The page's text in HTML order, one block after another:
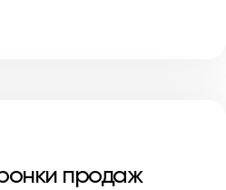
продаж